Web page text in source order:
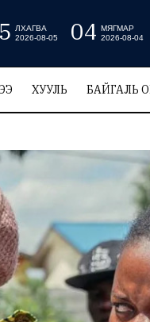
ЛХАГВА
2026-08-05
04 МЯГМАР
2026-08-04
ХУУЛЬ БАЙГАЛЬ